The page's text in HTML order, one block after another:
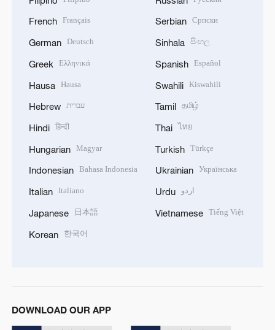
French Français
German Deutsch
Greek Ελληνικά
Hausa Hausa
Hebrew עברית
Hindi हिन्दी
Hungarian Magyar
Indonesian Bahasa Indonesia
Italian Italiano
Japanese 日本語
Korean 한국어
Serbian Српски
Sinhala සිංහල
Spanish Español
Swahili Kiswahili
Tamil தமிழ்
Thai ไทย
Turkish Türkçe
Ukrainian Українська
Urdu اردو
Vietnamese Tiếng Việt
DOWNLOAD OUR APP